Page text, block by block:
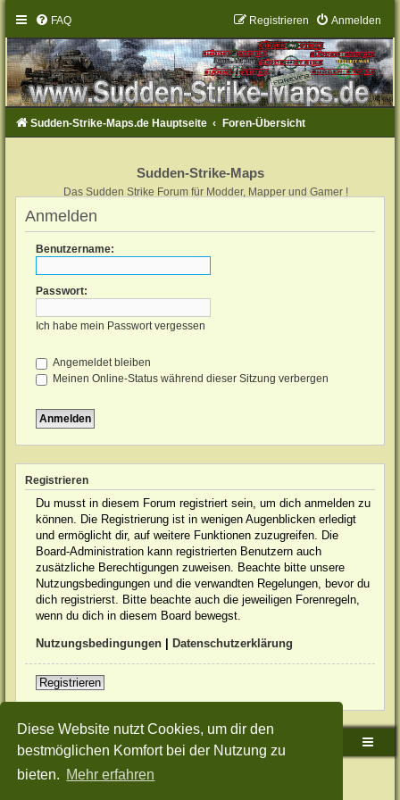
Diese Website nutzt Cookies, um dir den
bestmöglichen Komfort bei der Nutzung zu
bieten. Mehr erfahren
FAQ Anmelden
Registrieren
Sudden-Strike-Maps.de Hauptseite Foren-Übersicht
Sudden-Strike-Maps
Das Sudden Strike Forum für Modder, Mapper und Gamer !
Anmelden
Benutzername:
Passwort:
Ich habe mein Passwort vergessen
Angemeldet bleiben
Meinen Online-Status während dieser Sitzung verbergen
Registrieren
Du musst in diesem Forum registriert sein, um dich anmelden zu
können. Die Registrierung ist in wenigen Augenblicken erledigt
und ermöglicht dir, auf weitere Funktionen zuzugreifen. Die
Board-Administration kann registrierten Benutzern auch
zusätzliche Berechtigungen zuweisen. Beachte bitte unsere
Nutzungsbedingungen und die verwandten Regelungen, bevor du
dich registrierst. Bitte beachte auch die jeweiligen Forenregeln,
wenn du dich in diesem Board bewegst.
Nutzungsbedingungen Datenschutzerklärung
Registrieren
Sudden-Strike-Maps.de Hauptseite Foren-Übersicht
Powered byphpBB® Forum Software © phpBB Limited